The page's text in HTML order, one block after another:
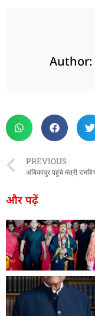
Author:
PREVIOUS
और पढ़ें